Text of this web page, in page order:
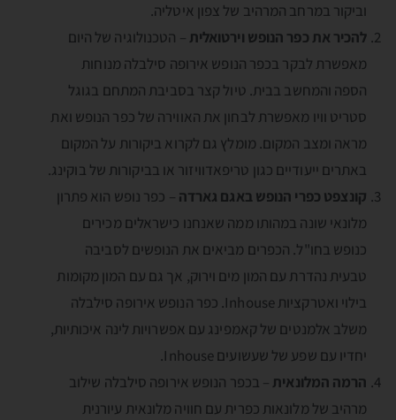
וביקור במרחב המרהיב של צפון איטליה.
להכיר את כפר הנופש וירטואלית – הטכנולוגיה של היום
מאפשרת לבקר בכפר הנופש אירופה סילבלה מנוחות
הספה והמחשב בבית. טיול קצר בסביבת המתחם בגוגל
סטריט וויו מאפשרת לבחון את האווירה של כפר הנופש ואת
מראה ומצב המקום. מומלץ גם לקרוא ביקורות על המקום
באתרים ייעודיים כגון טריפאדוויזור או בביקורות של בוקינג.
קונצפט כפרי הנופש באגם גארדה – כפר נופש הוא פתרון
מלונאי שונה במהותו ממה שאנחנו כישראלים מכירים
כנופש בחו"ל. הכפרים מביאים את הנופשים לסביבה
טבעית נהדרת עם המון מים וירוק, אך גם עם המון מקומות
בילוי ואטרקציות Inhouse. כפר הנופש אירופה סילבלה
משלב אלמנטים של קאמפינג עם אפשרויות לינה איכותיות,
יחדיו עם שפע של שעשועים Inhouse.
הרמה המלונאית – בכפר הנופש אירופה סילבלה שילוב
מרהיב של מלונאות כפרית עם חוויה מלונאית עיורנית